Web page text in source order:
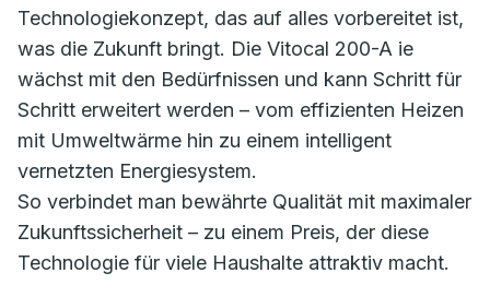
Technologiekonzept, das auf alles vorbereitet ist,
was die Zukunft bringt. Die Vitocal 200-A ie
wächst mit den Bedürfnissen und kann Schritt für
Schritt erweitert werden – vom effizienten Heizen
mit Umweltwärme hin zu einem intelligent
vernetzten Energiesystem.
So verbindet man bewährte Qualität mit maximaler
Zukunftssicherheit – zu einem Preis, der diese
Technologie für viele Haushalte attraktiv macht.